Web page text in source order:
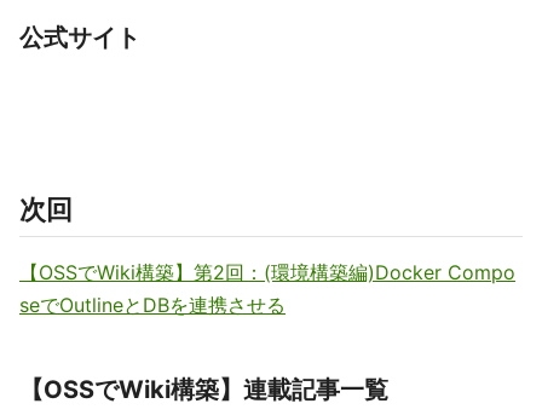
公式サイト
次回
【OSSでWiki構築】第2回：(環境構築編)Docker Compo
seでOutlineとDBを連携させる
【OSSでWiki構築】連載記事一覧